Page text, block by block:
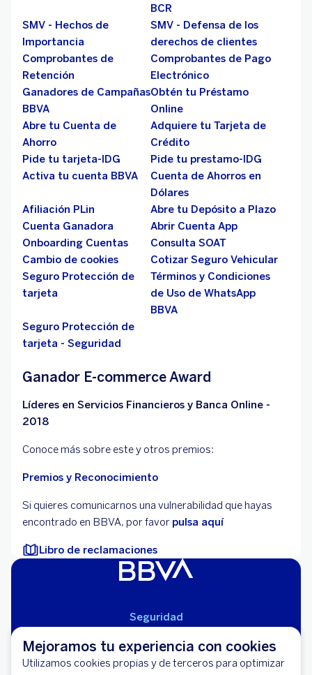
Mejoramos tu experiencia con cookies
Utilizamos cookies propias y de terceros para optimizar
BCR
SMV - Hechos de
Importancia
SMV - Defensa de los
derechos de clientes
Comprobantes de
Retención
Comprobantes de Pago
Electrónico
Ganadores de Campañas
BBVA
Obtén tu Préstamo
Online
Abre tu Cuenta de
Ahorro
Adquiere tu Tarjeta de
Crédito
Pide tu tarjeta-IDG
Pide tu prestamo-IDG
Activa tu cuenta BBVA
Cuenta de Ahorros en
Dólares
Afiliación PLin
Abre tu Depósito a Plazo
Cuenta Ganadora
Abrir Cuenta App
Onboarding Cuentas
Consulta SOAT
Cambio de cookies
Cotizar Seguro Vehicular
Seguro Protección de
tarjeta
Términos y Condiciones
de Uso de WhatsApp
BBVA
Seguro Protección de
tarjeta - Seguridad
Ganador E-commerce Award
Líderes en Servicios Financieros y Banca Online -
2018
Conoce más sobre este y otros premios:
Premios y Reconocimiento
Si quieres comunicarnos una vulnerabilidad que hayas
encontrado en BBVA, por favor pulsa aquí
Libro de reclamaciones
Seguridad
Cláusulas Generales de Contratación
Mapa del Sitio